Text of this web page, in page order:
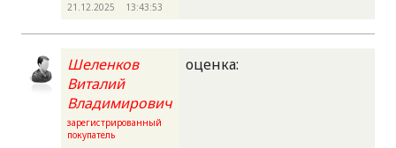
21.12.2025 13:43:53
Шеленков
Виталий
Владимирович
зарегистрированный
покупатель
оценка: